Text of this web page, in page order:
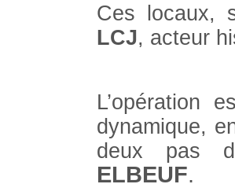
Ces locaux,
LCJ, acteur
L’opération
dynamique,
deux pas
ELBEUF.